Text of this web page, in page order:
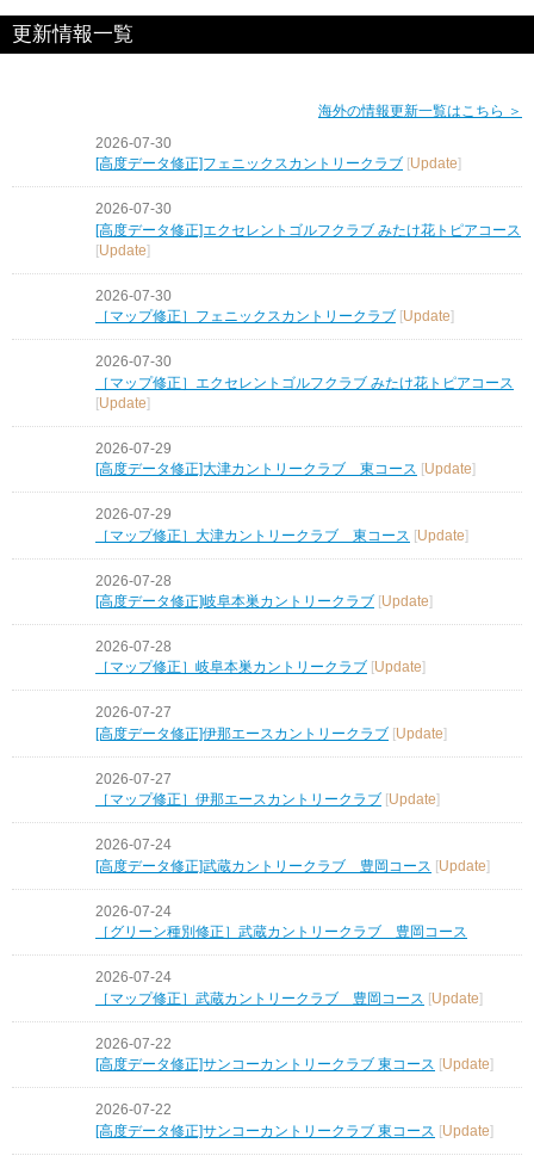
更新情報一覧
海外の情報更新一覧はこちら ＞
2026-07-30
[高度データ修正]フェニックスカントリークラブ
Update
2026-07-30
[高度データ修正]エクセレントゴルフクラブ みたけ花トピアコース
[Update]
2026-07-30
［マップ修正］フェニックスカントリークラブ [Update]
2026-07-30
［マップ修正］エクセレントゴルフクラブ みたけ花トピアコース
[Update]
2026-07-29
[高度データ修正]大津カントリークラブ 東コース [Update]
2026-07-29
［マップ修正］大津カントリークラブ 東コース [Update]
2026-07-28
[高度データ修正]岐阜本巣カントリークラブ [Update]
2026-07-28
［マップ修正］岐阜本巣カントリークラブ
Update
2026-07-27
[高度データ修正]伊那エースカントリークラブ [Update]
2026-07-27
［マップ修正］伊那エースカントリークラブ
Update
2026-07-24
[高度データ修正]武蔵カントリークラブ 豊岡コース [Update]
2026-07-24
［グリーン種別修正］武蔵カントリークラブ 豊岡コース
2026-07-24
［マップ修正］武蔵カントリークラブ 豊岡コース [Update]
2026-07-22
[高度データ修正]サンコーカントリークラブ 東コース [Update]
2026-07-22
[高度データ修正]サンコーカントリークラブ 東コース [Update]